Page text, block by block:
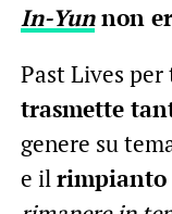
In-Yunnon
Past Lives
trasmette
genere su
e il rimpianto